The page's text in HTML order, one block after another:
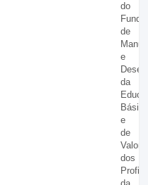
do
Fundo
de
e
da
Básica
e
de
dos